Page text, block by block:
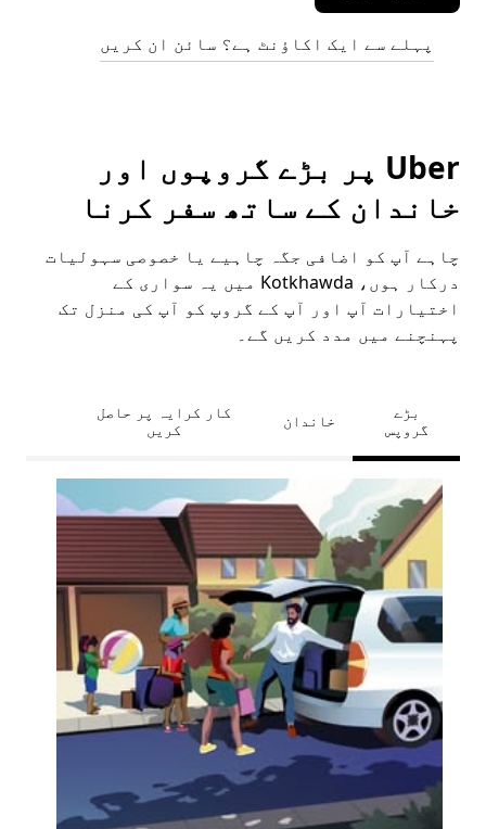
پہلے سے ایک اکاؤنٹ ہے؟ سائن ان کریں
Uber پر بڑے گروپوں اور
خاندان کے ساتھ سفر کرنا
چاہے آپ کو اضافی جگہ چاہیے یا خصوصی سہولیات
درکار ہوں، Kotkhawda میں یہ سواری کے
اختیارات آپ اور آپ کے گروپ کو آپ کی منزل تک
پہنچنے میں مدد کریں گے۔
بڑے
گروپس
خاندان
کار کرایہ پر حاصل
کریں